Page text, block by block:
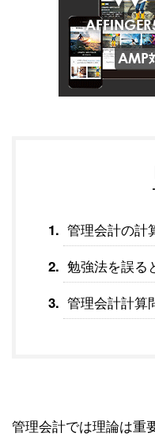
管理会計の計
勉強法を誤る
管理会計計算
管理会計では理論は重